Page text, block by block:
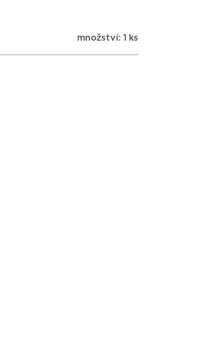
množství: 1 ks